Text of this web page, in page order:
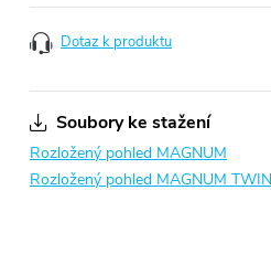
cena:
Dotaz k produktu
Soubory ke stažení
Rozložený pohled MAGNUM
Rozložený pohled MAGNUM TWIN